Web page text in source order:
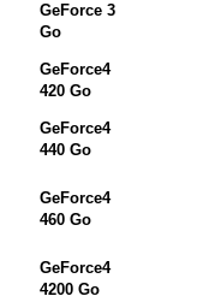
GeForce 3
Go
GeForce4
420 Go
GeForce4
440 Go
GeForce4
460 Go
GeForce4
4200 Go